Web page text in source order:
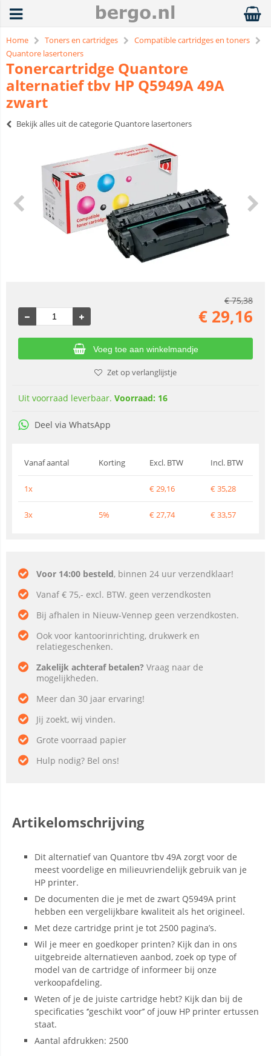
Home Toners en cartridges
Compatible cartridges en toners
Quantore lasertoners
Tonercartridge Quantore
alternatief tbv HP Q5949A 49A
zwart
Bekijk alles uit de categorie Quantore lasertoners
€75,38
€ 29,16
Voeg toe aan winkelmandje
Zet op verlanglijstje
Uit voorraad leverbaar. Voorraad: 16
Deel via WhatsApp
Vanaf aantal Korting Excl. BTW Incl. BTW
1x €29,16 €35,28
3x 5% €27,74 €33,57
Voor 14:00 besteld, binnen 24 uur verzendklaar!
Vanaf € 75,- excl. BTW. geen verzendkosten
Bij afhalen in Nieuw-Vennep geen verzendkosten.
Ook voor kantoorinrichting, drukwerk en
relatiegeschenken.
Zakelijk achteraf betalen? Vraag naar de
mogelijkheden.
Meer dan 30 jaar ervaring!
Jij zoekt, wij vinden.
Grote voorraad papier
Hulp nodig? Bel ons!
Artikelomschrijving
Dit alternatief van Quantore tbv 49A zorgt voor de
meest voordelige en milieuvriendelijk gebruik van je
HP printer.
De documenten die je met de zwart Q5949A print
hebben een vergelijkbare kwaliteit als het origineel.
Met deze cartridge print je tot 2500 pagina’s.
Wil je meer en goedkoper printen? Kijk dan in ons
uitgebreide alternatieven aanbod, zoek op type of
model van de cartridge of informeer bij onze
verkoopafdeling.
Weten of je de juiste cartridge hebt? Kijk dan bij de
specificaties ‘’geschikt voor’’ of jouw HP printer ertussen
staat.
Aantal afdrukken: 2500